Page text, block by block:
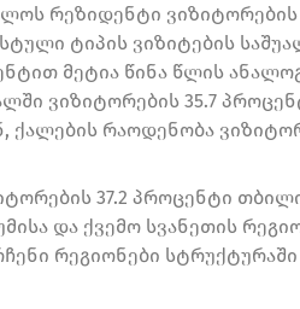
რეზიდენტი
ტიპის ვიზიტების
მეტია წინა წლის
ვიზიტორების 35.7
ქალების რაოდენობა
37.2 პროცენტი
და ქვემო სვანეთის
რეგიონები